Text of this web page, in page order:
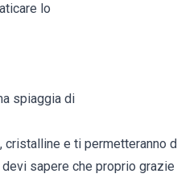
lo
spiaggia di
cristalline e ti permetteranno
sapere che proprio grazie